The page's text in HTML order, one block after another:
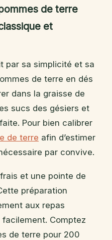
de terre
et
par sa simplicité et sa
de terre en dés
dans la graisse de
sucs des gésiers et
Pour bien calibrer
de terre afin d’estimer
par convive.
et une pointe de
préparation
aux repas
Comptez
de terre pour 200